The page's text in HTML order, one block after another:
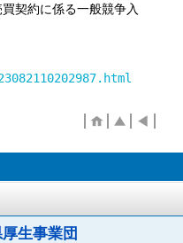
契約に係る一般競争入
生事業団